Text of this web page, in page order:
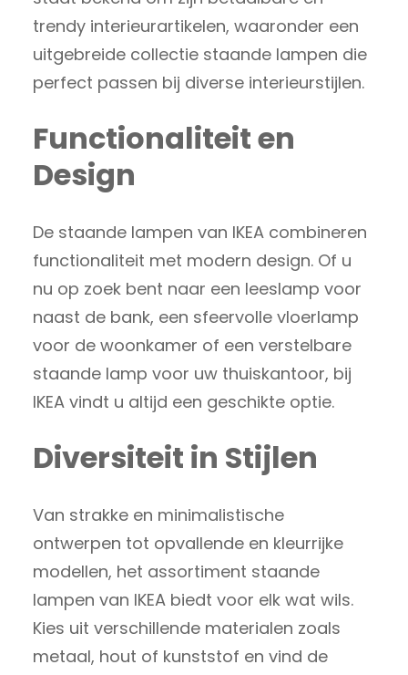
trendy interieurartikelen, waaronder een
uitgebreide collectie staande lampen die
perfect passen bij diverse interieurstijlen.
Functionaliteit en
Design
De staande lampen van IKEA combineren
functionaliteit met modern design. Of u
nu op zoek bent naar een leeslamp voor
naast de bank, een sfeervolle vloerlamp
voor de woonkamer of een verstelbare
staande lamp voor uw thuiskantoor, bij
IKEA vindt u altijd een geschikte optie.
Diversiteit in Stijlen
Van strakke en minimalistische
ontwerpen tot opvallende en kleurrijke
modellen, het assortiment staande
lampen van IKEA biedt voor elk wat wils.
Kies uit verschillende materialen zoals
metaal, hout of kunststof en vind de